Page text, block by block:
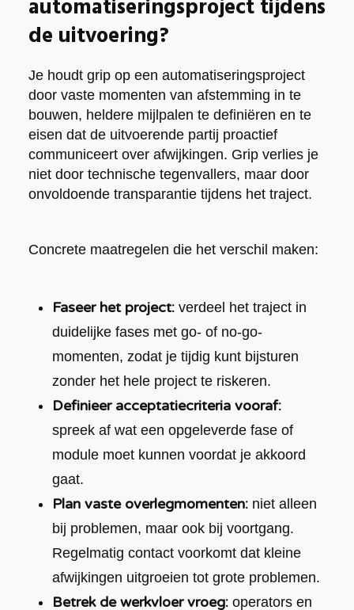
automatiseringsproject tijdens
de uitvoering?
Je houdt grip op een automatiseringsproject
door vaste momenten van afstemming in te
bouwen, heldere mijlpalen te definiëren en te
eisen dat de uitvoerende partij proactief
communiceert over afwijkingen. Grip verlies je
niet door technische tegenvallers, maar door
onvoldoende transparantie tijdens het traject.
Concrete maatregelen die het verschil maken:
Faseer het project:verdeel het traject in
duidelijke fases met go- of no-go-
momenten, zodat je tijdig kunt bijsturen
zonder het hele project te riskeren.
Definieer acceptatiecriteria vooraf:
spreek af wat een opgeleverde fase of
module moet kunnen voordat je akkoord
gaat.
Plan vaste overlegmomenten:niet alleen
bij problemen, maar ook bij voortgang.
Regelmatig contact voorkomt dat kleine
afwijkingen uitgroeien tot grote problemen.
Betrek de werkvloer vroeg:operators en